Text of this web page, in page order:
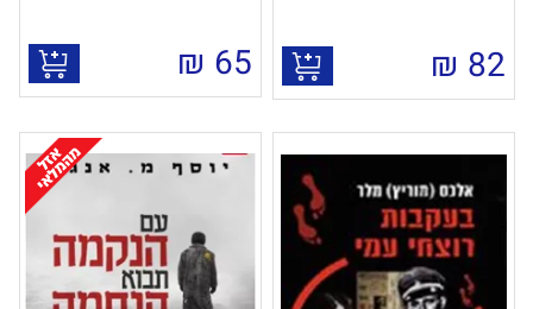
82
₪
65
₪